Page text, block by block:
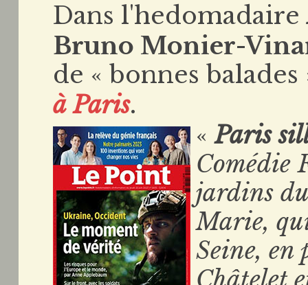
Dans l'hedomadaire
Bruno Monier-
de « bonnes
à Paris.
«Paris
Comédie
jardins
Marie,
Seine, en